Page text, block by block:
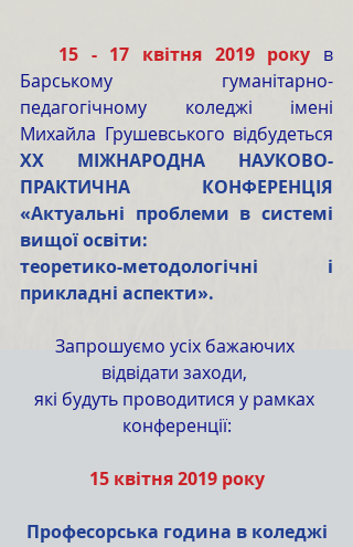
  15 - 17 квітня 2019 року
в
Барському гуманітарно-
педагогічному коледжі імені
ХX МІЖНАРОДНА НАУКОВО-
ПРАКТИЧНА КОНФЕРЕНЦІЯ
«Актуальні проблеми в системі
вищої освіти:
теоретико-методологічні і
прикладні аспекти».
Запрошуємо усіх бажаючих
відвідати заходи,
які будуть проводитися у рамках
конференції:
15 квітня 2019 року
Професорська година в коледжі